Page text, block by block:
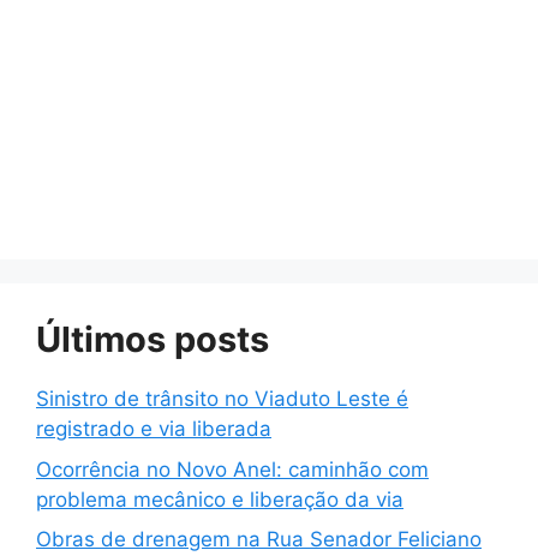
Últimos posts
Sinistro de trânsito no Viaduto Leste é
registrado e via liberada
Ocorrência no Novo Anel: caminhão com
problema mecânico e liberação da via
Obras de drenagem na Rua Senador Feliciano